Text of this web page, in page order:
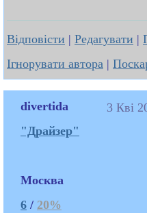
Відповісти | Редагувати |
Ігнорувати автора |
divertida
"Драйзер"
Москва
6 / 20%
3 Кві